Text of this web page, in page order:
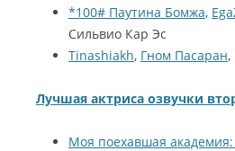
*100# Паутина Бомжа,
Сильвио Кар Эс
Tinashiakh, Гном Пасаран,
Лучшая актриса озвучки
Моя поехавшая